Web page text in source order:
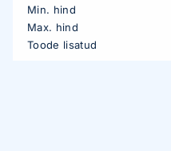
Min. hind
Max. hind
Toode lisatud